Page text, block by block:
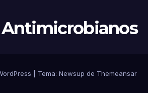
Tema: Newsup de Themeansar